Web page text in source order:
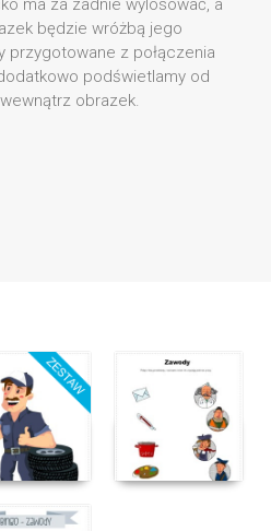
ma za zadnie wylosować, a
będzie wróżbą jego
przygotowane z połączenia
podświetlamy od
obrazek.